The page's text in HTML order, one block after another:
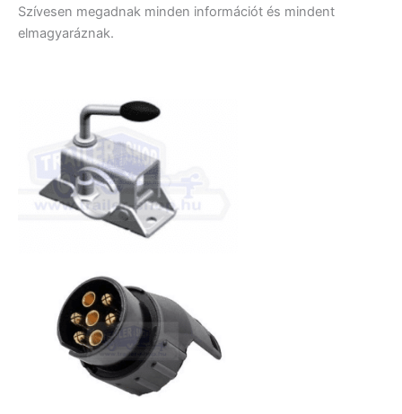
Szívesen megadnak minden információt és mindent
elmagyaráznak.